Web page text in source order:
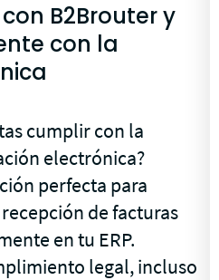
B2Brouter y
con la
cumplir con la
electrónica?
perfecta para
de facturas
en tu ERP.
legal, incluso